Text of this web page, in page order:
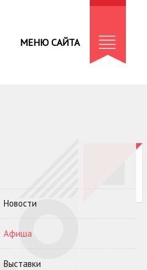
МЕНЮ САЙТА
Новости
Афиша
Выставки